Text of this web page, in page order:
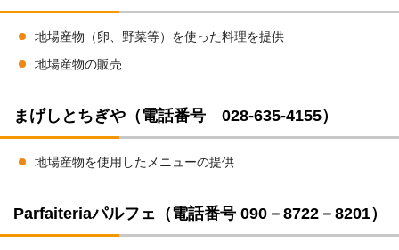
地場産物（卵、野菜等）を使った料理を提供
地場産物の販売
まげしとちぎや（電話番号 028-635-4155）
地場産物を使用したメニューの提供
Parfaiteriaパルフェ（電話番号 090－8722－8201）